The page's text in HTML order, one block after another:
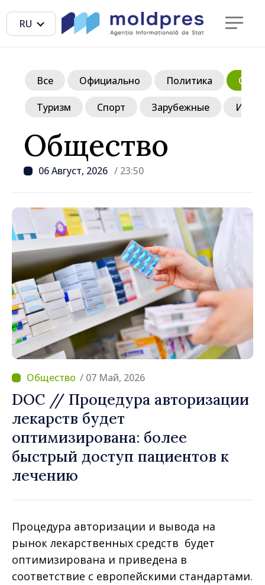
RU
Общество
06 Август, 2026 / 23:50
Все Официально Политика
Туризм Спорт Зарубежные
/ 07 Май, 2026
DOC // Процедура авторизации
лекарств будет
оптимизирована: более
быстрый доступ пациентов к
лечению
Процедура авторизации и вывода на
рынок лекарственных средств будет
оптимизирована и приведена в
соответствие с европейскими стандартами.